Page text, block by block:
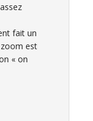
fait un
zoom est
« on